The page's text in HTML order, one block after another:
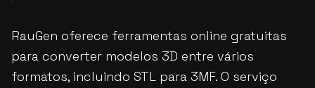
RauGen oferece ferramentas online gratuitas
para converter modelos 3D entre vários
formatos, incluindo STL para 3MF. O serviço